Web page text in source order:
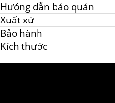
Hướng dẫn bảo quản
Xuất xứ
Bảo hành
Kích thước